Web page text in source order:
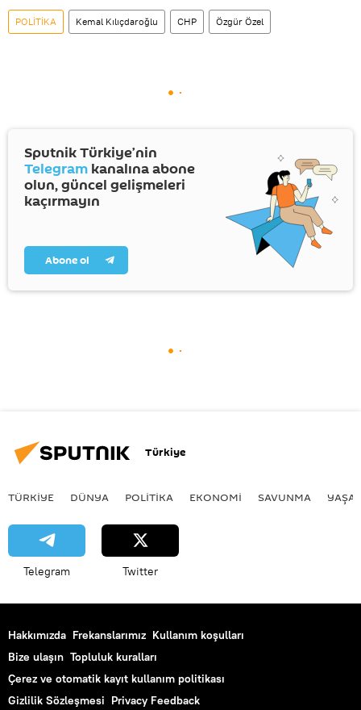
POLİTİKA Kemal Kılıçdaroğlu CHP Özgür Özel
Sputnik Türkiye’nin
Telegram kanalına abone
olun, güncel gelişmeleri
kaçırmayın
Abone ol
Türkiye
TÜRKIYE DÜNYA POLİTİKA EKONOMİ SAVUNMA
Telegram Twitter
Hakkımızda Frekanslarımız Kullanım koşulları
Bize ulaşın Topluluk kuralları
Çerez ve otomatik kayıt kullanım politikası
Gizlilik Sözleşmesi Privacy Feedback